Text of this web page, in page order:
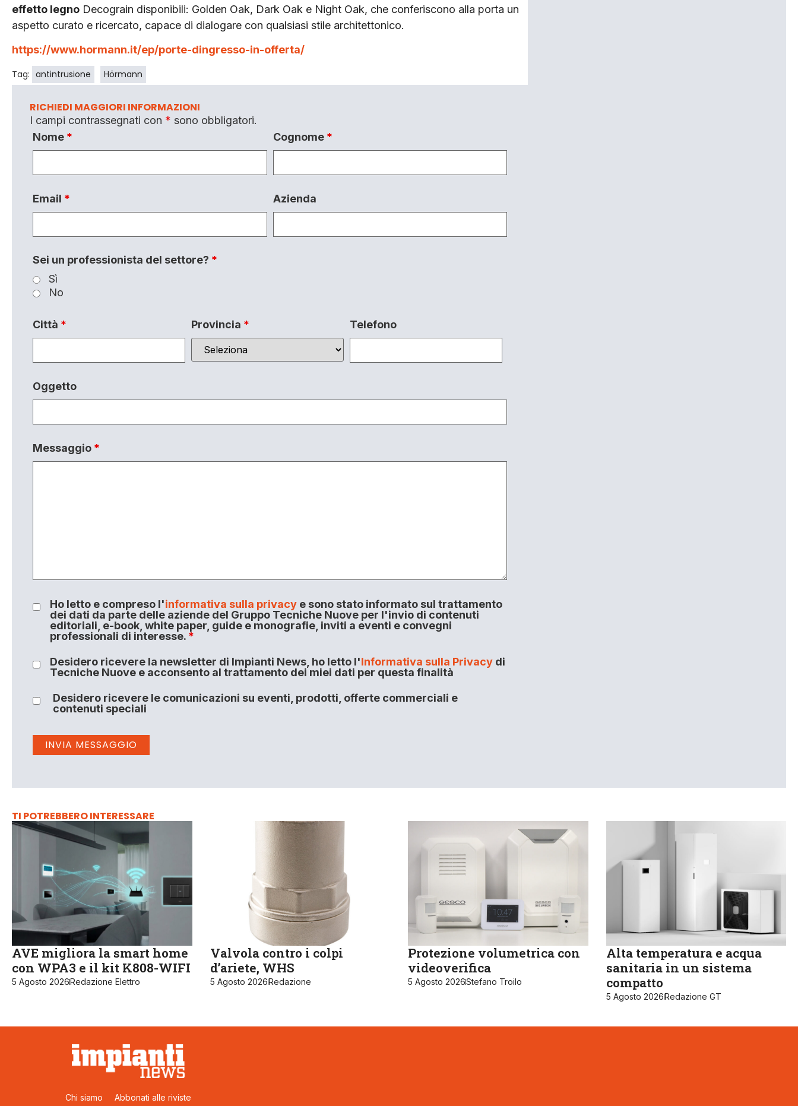
effetto legno Decograin disponibili: Golden Oak, Dark Oak e Night Oak, che conferiscono alla porta un
aspetto curato e ricercato, capace di dialogare con qualsiasi stile architettonico.
https://www.hormann.it/ep/porte-dingresso-in-offerta/
Tag: antintrusione Hörmann
RICHIEDI MAGGIORI INFORMAZIONI
I campi contrassegnati con * sono obbligatori.
Nome * Cognome *
Email * Azienda
Sei un professionista del settore? *
Sì
No
Città * Provincia * Telefono
Oggetto
Messaggio *
Ho letto e compreso l'informativa sulla privacye sono stato informato sul trattamento
dei dati da parte delle aziende del Gruppo Tecniche Nuove per l'invio di contenuti
editoriali, e-book, white paper, guide e monografie, inviti a eventi e convegni
professionali di interesse. *
Desidero ricevere la newsletter di Impianti News, ho letto l'Informativa sulla Privacydi
Tecniche Nuove e acconsento al trattamento dei miei dati per questa finalità
Desidero ricevere le comunicazioni su eventi, prodotti, offerte commerciali e
contenuti speciali
TI POTREBBERO INTERESSARE
AVE migliora la smart home
con WPA3 e il kit K808-WIFI
5 Agosto 2026Redazione Elettro
Valvola contro i colpi
d’ariete, WHS
5 Agosto 2026Redazione
Protezione volumetrica con
videoverifica
5 Agosto 2026Stefano Troilo
Alta temperatura e acqua
sanitaria in un sistema
compatto
5 Agosto 2026Redazione GT
Chi siamo Abbonati alle riviste